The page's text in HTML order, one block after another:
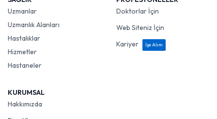
Uzmanlar
Uzmanlık Alanları
Hastalıklar
Hizmetler
Hastaneler
Doktorlar İçin
Web Siteniz İçin
Kariyer
İşe Alım
KURUMSAL
Hakkımızda